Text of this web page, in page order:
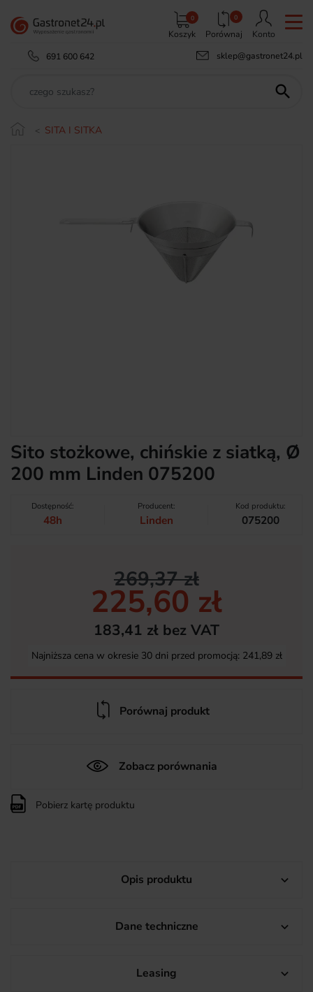
Koszyk
0 0
Porównaj
Konto
691 600 642
sklep@gastronet24.pl

SITA I SITKA
Sito stożkowe, chińskie z siatką, Ø
200 mm Linden 075200
Dostępność:
48h
Producent:
Linden
Kod produktu:
075200
269,37 zł
225,60 zł
183,41 zł bez VAT
Najniższa cena w okresie 30 dni przed promocją: 241,89 zł
Porównaj produkt
Zobacz porównania
Pobierz kartę produktu
Opis produktu 
Dane techniczne 
Leasing 